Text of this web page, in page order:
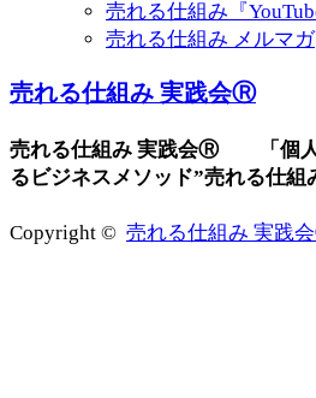
売れる仕組み『
売れる仕組み メルマガ
売れる仕組み 実践会Ⓡ
売れる仕組み 実践会Ⓡ 「個人
るビジネスメソッド”売れる仕組
Copyright © 売れる仕組み 実践